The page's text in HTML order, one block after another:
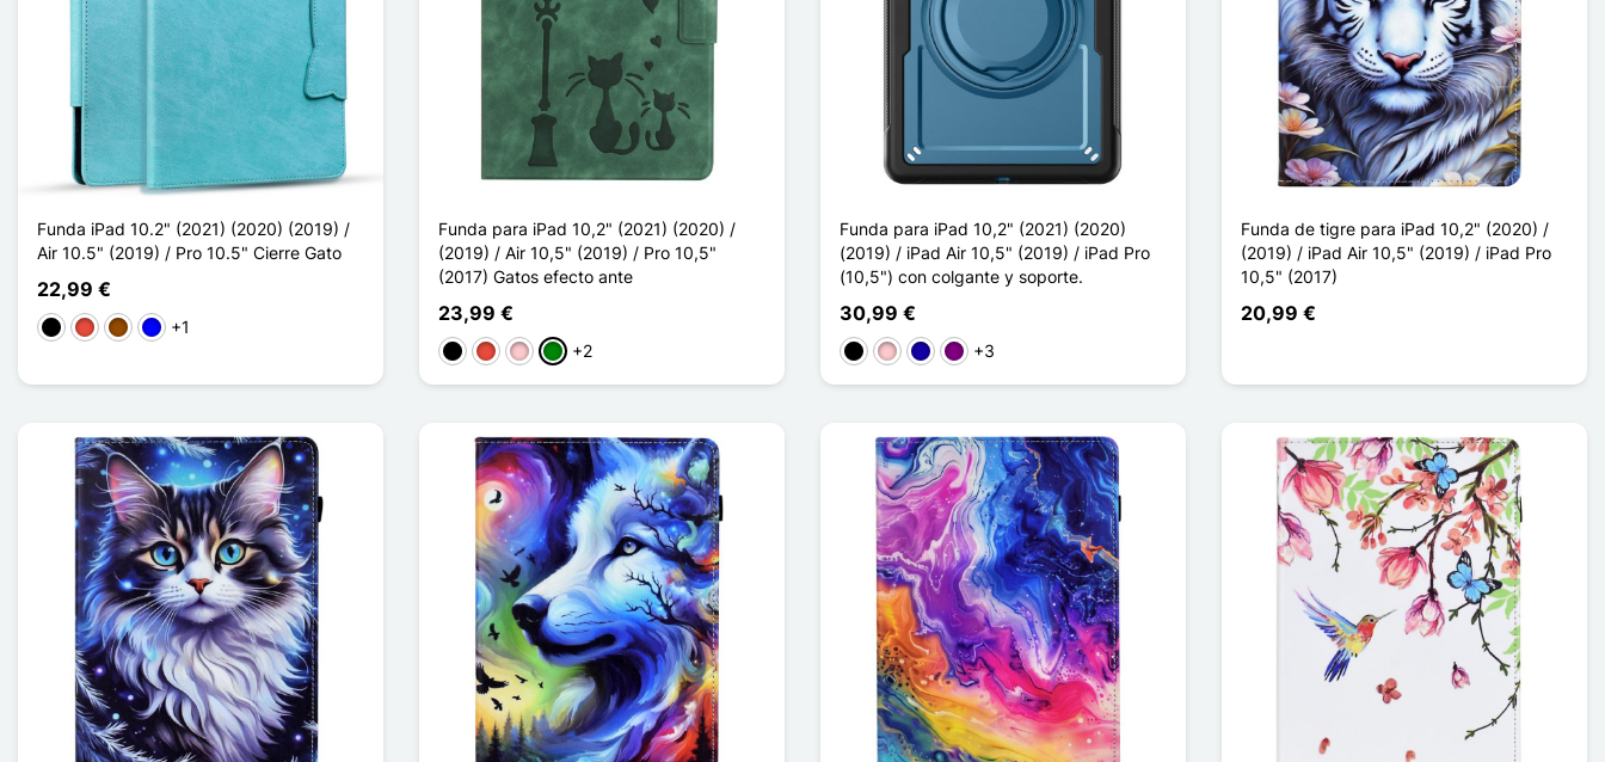
Funda iPad 10.2" (2021) (2020) (2019) /
Air 10.5" (2019) / Pro 10.5" Cierre Gato
22,99 €
NegroRojoMarrón
Azul+1
Funda para iPad 10,2" (2021) (2020) /
(2019) / Air 10,5" (2019) / Pro 10,5"
(2017) Gatos efecto ante
23,99 €
NegroRojoRosaVerde
+2
Funda para iPad 10,2" (2021) (2020)
(2019) / iPad Air 10,5" (2019) / iPad Pro
(10,5") con colgante y soporte.
30,99 €
NegroRosaAzul oscuro
Púrpura
+3
Funda de tigre para iPad 10,2" (2020) /
(2019) / iPad Air 10,5" (2019) / iPad Pro
10,5" (2017)
20,99 €